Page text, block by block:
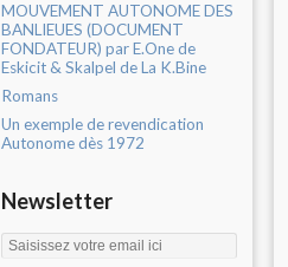
MOUVEMENT AUTONOME DES
BANLIEUES (DOCUMENT
FONDATEUR) par E.One de
Eskicit & Skalpel de La K.Bine
Romans
Un exemple de revendication
Autonome dès 1972
Newsletter